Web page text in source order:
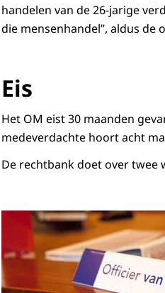
handelen van de 26-jarige
die mensenhandel”, aldus de
Eis
Het OM eist 30 maanden
medeverdachte hoort acht
De rechtbank doet over twee